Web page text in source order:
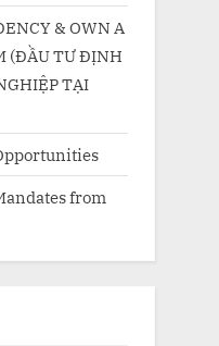
& OWN A
(ĐẦU TƯ ĐỊNH
TẠI
from